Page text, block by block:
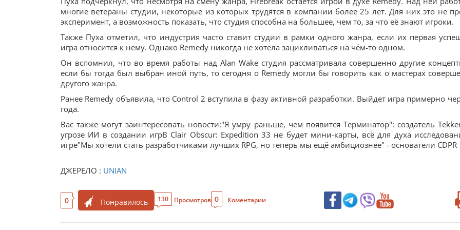
многие ветераны студии, некоторые из которых трудятся в компании более 25 лет. Для них это не
эксперимент, а возможность показать, что студия способна на большее, чем то, за что её знают игроки.
Также Пуха отметил, что индустрия часто ставит студии в рамки одного жанра, если их первая
игра относится к нему. Однако Remedy никогда не хотела зацикливаться на чём-то одном.
Он вспомнил, что во время работы над Alan Wake студия рассматривала совершенно другие
если бы тогда был выбран иной путь, то сегодня о Remedy могли бы говорить как о мастерах
другого жанра.
Ранее Remedy объявила, что Control 2 вступила в фазу активной разработки. Выйдет игра примерно
года.
Вас также могут заинтересовать новости:"Я умру раньше, чем появится Терминатор": создатель
угрозе ИИ в создании игрВ Clair Obscur: Expedition 33 не будет мини-карты, всё для духа
игре"Мы хотели стать разработчиками лучших RPG, но теперь мы ещё амбициознее" - основатели CDPR
ДЖЕРЕЛО : UNIAN
0 Понравилось 130 Просмотров 0 Коментарии